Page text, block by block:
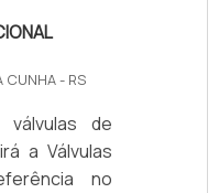
CUNHA - RS
de
a Válvulas
no